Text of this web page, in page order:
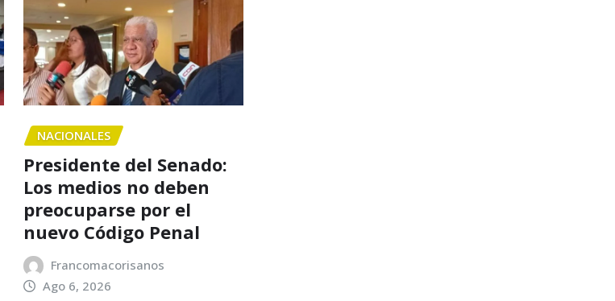
NACIONALES
Presidente del Senado:
Los medios no deben
preocuparse por el
nuevo Código Penal
Francomacorisanos
Ago 6, 2026